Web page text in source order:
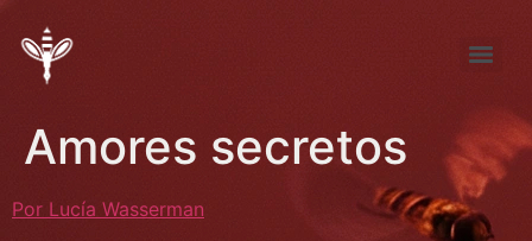
Amores secretos
Por Lucía Wasserman